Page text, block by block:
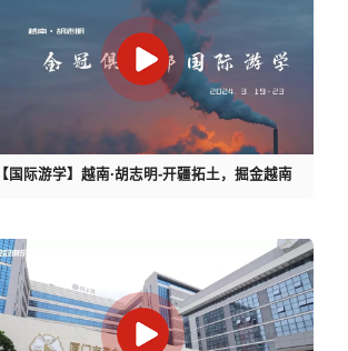
【国际游学】越南·胡志明-开疆拓土，掘金越南